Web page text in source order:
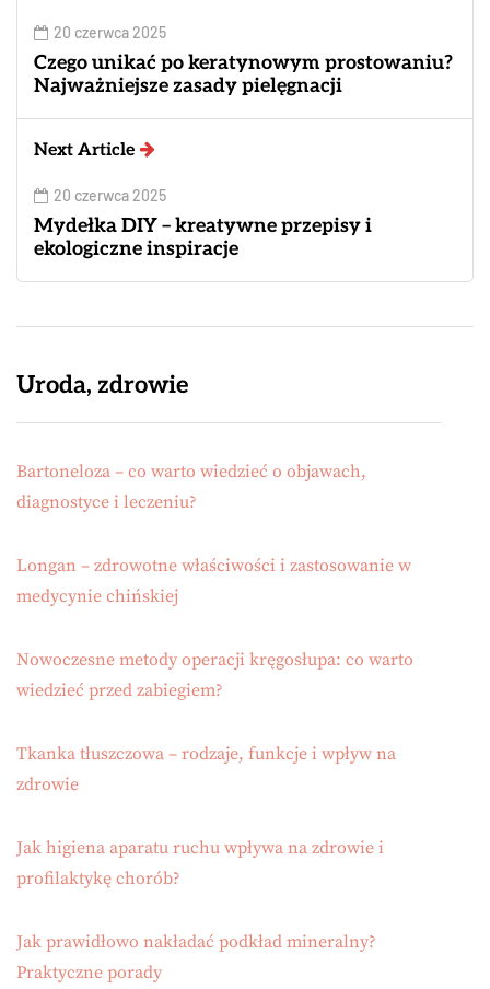
20 czerwca 2025
Czego unikać po keratynowym prostowaniu?
Najważniejsze zasady pielęgnacji
Next Article
20 czerwca 2025
Mydełka DIY – kreatywne przepisy i
ekologiczne inspiracje
Uroda, zdrowie
Bartoneloza – co warto wiedzieć o objawach,
diagnostyce i leczeniu?
Longan – zdrowotne właściwości i zastosowanie w
medycynie chińskiej
Nowoczesne metody operacji kręgosłupa: co warto
wiedzieć przed zabiegiem?
Tkanka tłuszczowa – rodzaje, funkcje i wpływ na
zdrowie
Jak higiena aparatu ruchu wpływa na zdrowie i
profilaktykę chorób?
Jak prawidłowo nakładać podkład mineralny?
Praktyczne porady